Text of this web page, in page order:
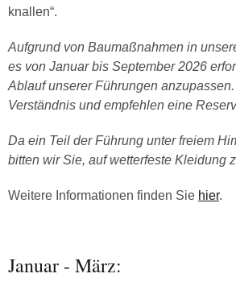
knallen“.
Aufgrund von Baumaßnahmen in
es von Januar bis September 2026
Ablauf unserer Führungen
Verständnis und empfehlen eine
Da ein Teil der Führung unter freiem
bitten wir Sie, auf wetterfeste Kleidung
Weitere Informationen finden Sie hier.
Januar - März: